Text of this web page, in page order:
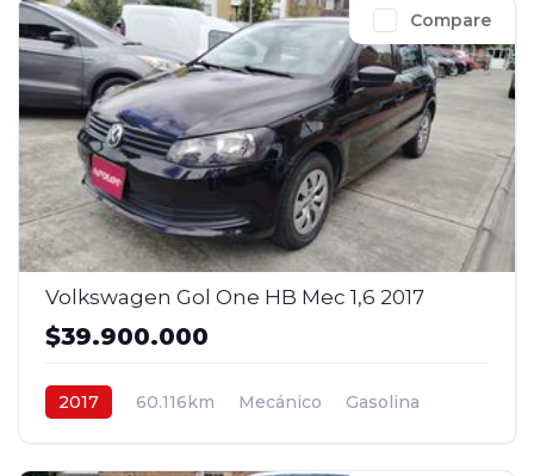
Compare
Volkswagen Gol One HB Mec 1,6 2017
$39.900.000
2017 60.116km Mecánico
Gasolina